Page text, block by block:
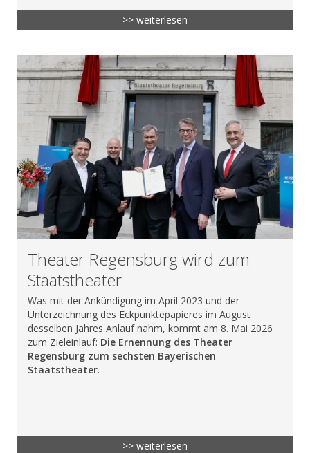
>> weiterlesen
Theater Regensburg wird zum
Staatstheater
Was mit der Ankündigung im April 2023 und der
Unterzeichnung des Eckpunktepapieres im August
desselben Jahres Anlauf nahm, kommt am 8. Mai 2026
zum Zieleinlauf: Die Ernennung des Theater
Regensburg zum sechsten Bayerischen
Staatstheater.
>> weiterlesen